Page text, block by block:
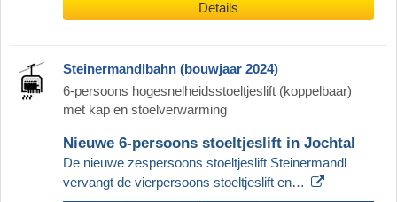
Details
Steinermandlbahn (bouwjaar 2024)
6-persoons hogesnelheidsstoeltjeslift (koppelbaar)
met kap en stoelverwarming
Nieuwe 6-persoons stoeltjeslift in Jochtal
De nieuwe zespersoons stoeltjeslift Steinermandl
vervangt de vierpersoons stoeltjeslift en…